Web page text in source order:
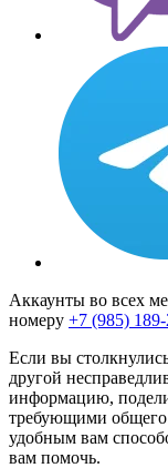
Аккаунты во всех
номеру +7 (985)
Если вы
другой
информацию,
требующими
удобным вам
вам помочь.